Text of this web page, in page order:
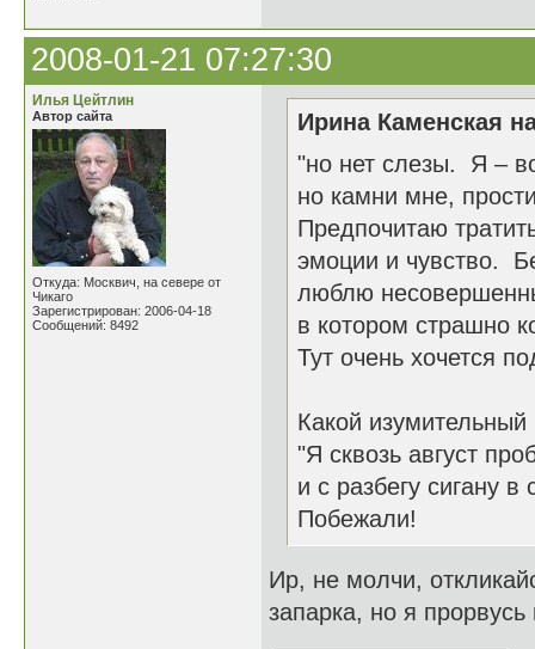
2008-01-21 07:27:30
Илья Цейтлин
Автор сайта
Откуда: Москвич, на севере от
Чикаго
Зарегистрирован: 2006-04-18
Сообщений: 8492
Ирина Каменская
"но нет слезы. Я –
но камни мне,
Предпочитаю
эмоции и чувство.
люблю
в котором страшно
Тут очень хочется
Какой
"Я сквозь август
и с разбегу сигану в
Побежали!
Ир, не молчи,
запарка, но я